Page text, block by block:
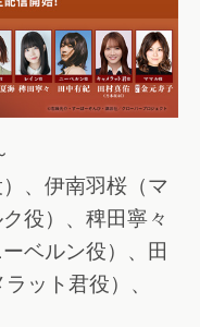
、伊南羽桜（マ
役）、稗田寧々
ベルン役）、田
ット君役）、